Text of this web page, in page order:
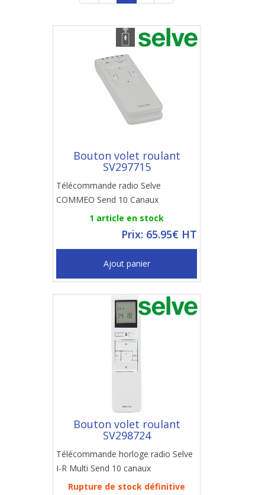
Bouton volet roulant
SV297715
Télécommande radio Selve
COMMEO Send 10 Canaux
1 article en stock
Prix: 65.95€ HT
Ajout panier
Bouton volet roulant
SV298724
Télécommande horloge radio Selve
I-R Multi Send 10 canaux
Rupture de stock définitive